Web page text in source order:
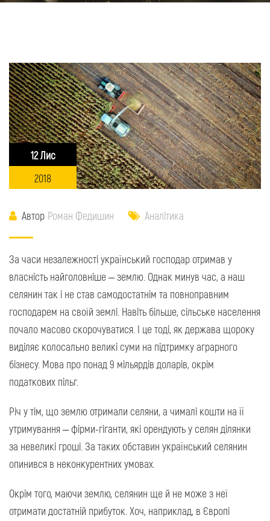
12 Лис
2018
Автор Роман Федишин Аналітика
За часи незалежності український господар отримав у
власність найголовніше – землю. Однак минув час, а наш
селянин так і не став самодостатнім та повноправним
господарем на своїй землі. Навіть більше, сільське населення
почало масово скорочуватися. І це тоді, як держава щороку
виділяє колосально великі суми на підтримку аграрного
бізнесу. Мова про понад 9 мільярдів доларів, окрім
податкових пільг.
Річ у тім, що землю отримали селяни, а чималі кошти на її
утримування – фірми-гіганти, які орендують у селян ділянки
за невеликі гроші. За таких обставин український селянин
опинився в неконкурентних умовах.
Окрім того, маючи землю, селянин ще й не може з неї
отримати достатній прибуток. Хоч, наприклад, в Європі